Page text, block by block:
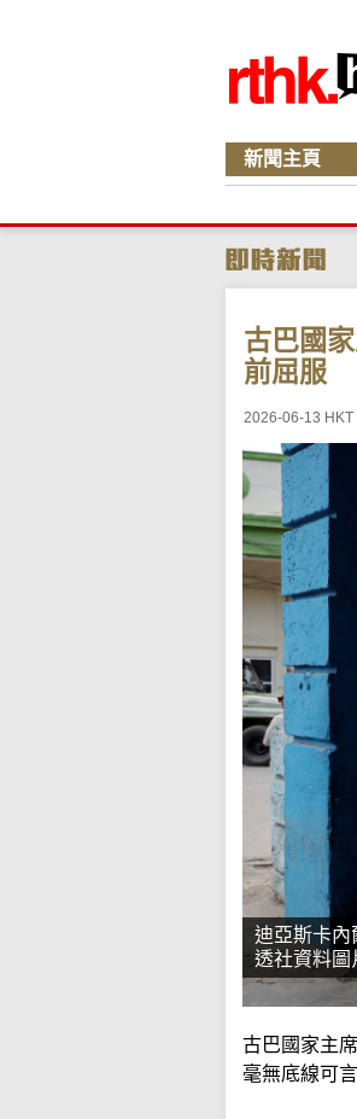
新聞主頁
古巴國
前屈服
2026-06-13 HKT
迪亞斯卡內
透社資料圖
古巴國家主
毫無底線可言